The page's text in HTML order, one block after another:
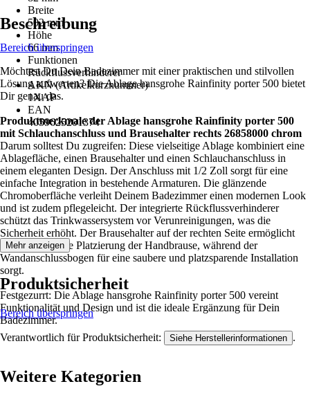
Breite
502 mm
Höhe
66 mm
Funktionen
Rückflussverhinderer
AKN (Artikelkurznummer)
1XAP
EAN
4059625201374
Beschreibung
Bereich überspringen
Möchtest Du Dein Badezimmer mit einer praktischen und stilvollen
Lösung aufwerten? Die Ablage hansgrohe Rainfinity porter 500 bietet
Dir genau das.
Produktmerkmale der Ablage hansgrohe Rainfinity porter 500
mit Schlauchanschluss und Brausehalter rechts 26858000 chrom
Darum solltest Du zugreifen: Diese vielseitige Ablage kombiniert eine
Ablagefläche, einen Brausehalter und einen Schlauchanschluss in
einem eleganten Design. Der Anschluss mit 1/2 Zoll sorgt für eine
einfache Integration in bestehende Armaturen. Die glänzende
Chromoberfläche verleiht Deinem Badezimmer einen modernen Look
und ist zudem pflegeleicht. Der integrierte Rückflussverhinderer
schützt das Trinkwassersystem vor Verunreinigungen, was die
Sicherheit erhöht. Der Brausehalter auf der rechten Seite ermöglicht
eine komfortable Platzierung der Handbrause, während der
Wandanschlussbogen für eine saubere und platzsparende Installation
sorgt.
Festgezurrt: Die Ablage hansgrohe Rainfinity porter 500 vereint
Funktionalität und Design und ist die ideale Ergänzung für Dein
Badezimmer.
Mehr anzeigen
Produktsicherheit
Bereich überspringen
Verantwortlich für Produktsicherheit: Siehe Herstellerinformationen .
Weitere Kategorien